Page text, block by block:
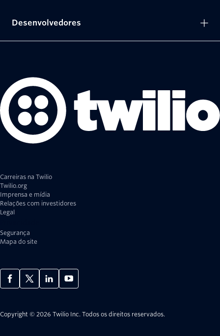
Carreiras na Twilio
Twilio.org
Imprensa e mídia
Relações com investidores
Legal
Segurança
Mapa do site
Copyright © 2026 Twilio Inc. Todos os direitos reservados.
Desenvolvedores